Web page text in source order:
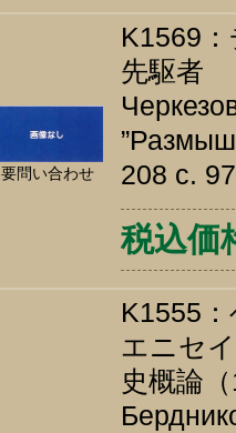
要問い合わせ
K1569
先駆者
208 c.
税込価
K1555
エニセ
史概論